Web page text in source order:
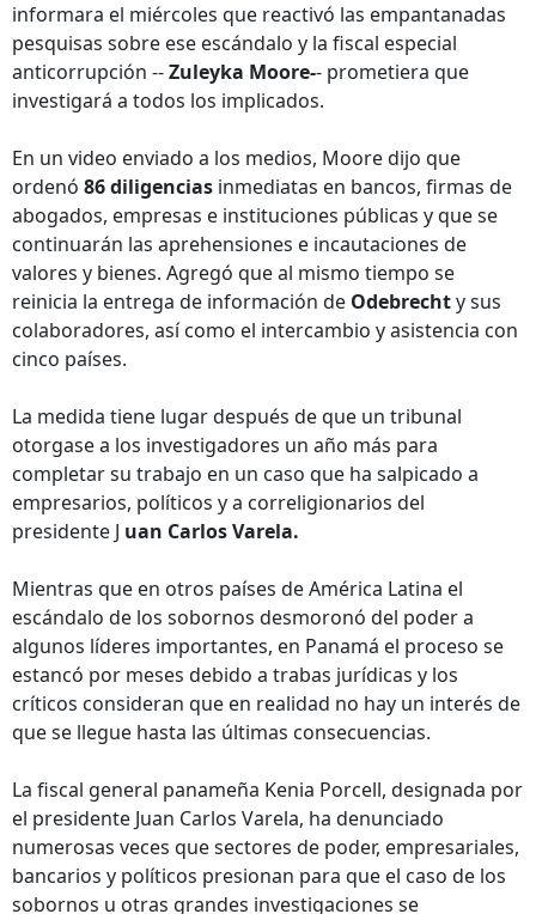
informara el miércoles que reactivó las empantanadas
pesquisas sobre ese escándalo y la fiscal especial
anticorrupción --Zuleyka Moore-- prometiera que
investigará a todos los implicados.
En un video enviado a los medios, Moore dijo que
ordenó 86 diligencias inmediatas en bancos, firmas de
abogados, empresas e instituciones públicas y que se
continuarán las aprehensiones e incautaciones de
valores y bienes. Agregó que al mismo tiempo se
reinicia la entrega de información de Odebrechty sus
colaboradores, así como el intercambio y asistencia con
cinco países.
La medida tiene lugar después de que un tribunal
otorgase a los investigadores un año más para
completar su trabajo en un caso que ha salpicado a
empresarios, políticos y a correligionarios del
presidente J uan Carlos Varela.
Mientras que en otros países de América Latina el
escándalo de los sobornos desmoronó del poder a
algunos líderes importantes, en Panamá el proceso se
estancó por meses debido a trabas jurídicas y los
críticos consideran que en realidad no hay un interés de
que se llegue hasta las últimas consecuencias.
La fiscal general panameña Kenia Porcell, designada por
el presidente Juan Carlos Varela, ha denunciado
numerosas veces que sectores de poder, empresariales,
bancarios y políticos presionan para que el caso de los
sobornos u otras grandes investigaciones se